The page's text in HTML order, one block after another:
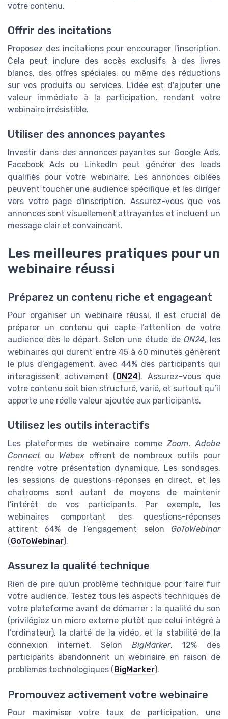
votre contenu.
Offrir des incitations
Proposez des incitations pour encourager l'inscription.
Cela peut inclure des accès exclusifs à des livres
blancs, des offres spéciales, ou même des réductions
sur vos produits ou services. L'idée est d'ajouter une
valeur immédiate à la participation, rendant votre
webinaire irrésistible.
Utiliser des annonces payantes
Investir dans des annonces payantes sur Google Ads,
Facebook Ads ou LinkedIn peut générer des leads
qualifiés pour votre webinaire. Les annonces ciblées
peuvent toucher une audience spécifique et les diriger
vers votre page d'inscription. Assurez-vous que vos
annonces sont visuellement attrayantes et incluent un
message clair et convaincant.
Les meilleures pratiques pour un
webinaire réussi
Préparez un contenu riche et engageant
Pour organiser un webinaire réussi, il est crucial de
préparer un contenu qui capte l’attention de votre
audience dès le départ. Selon une étude deON24, les
webinaires qui durent entre 45 à 60 minutes génèrent
le plus d’engagement, avec 44% des participants qui
interagissent activement (ON24). Assurez-vous que
votre contenu soit bien structuré, varié, et surtout qu’il
apporte une réelle valeur ajoutée aux participants.
Utilisez les outils interactifs
Les plateformes de webinaire commeZoom,Adobe
Connectou Webexoffrent de nombreux outils pour
rendre votre présentation dynamique. Les sondages,
les sessions de questions-réponses en direct, et les
chatrooms sont autant de moyens de maintenir
l’intérêt de vos participants. Par exemple, les
webinaires comportant des questions-réponses
attirent 64% de l’engagement selon GoToWebinar
(GoToWebinar).
Assurez la qualité technique
Rien de pire qu'un problème technique pour faire fuir
votre audience. Testez tous les aspects techniques de
votre plateforme avant de démarrer : la qualité du son
(privilégiez un micro externe plutôt que celui intégré à
l’ordinateur), la clarté de la vidéo, et la stabilité de la
connexion internet. Selon BigMarker, 12% des
participants abandonnent un webinaire en raison de
problèmes technologiques ( BigMarker).
Promouvez activement votre webinaire
Pour maximiser votre taux de participation, une